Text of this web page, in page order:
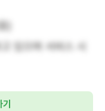
)
있으며 서비스 시